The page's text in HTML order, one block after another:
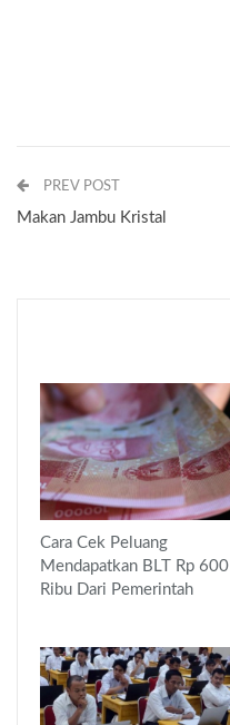
PREV POST
Makan Jambu Kristal
Cara Cek Peluang
Mendapatkan BLT Rp 600
Ribu Dari Pemerintah